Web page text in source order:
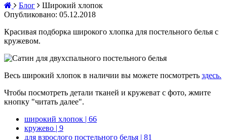
Блог
Широкий хлопок
Опубликовано: 05.12.2018
Красивая подборка широкого хлопка для постельного белья с
кружевом.
Весь широкий хлопок в наличии вы можете посмотреть здесь.
Чтобы посмотреть детали тканей и кружеват с фото, жмите
кнопку "читать далее".
широкий хлопок | 66
кружево | 9
для взрослого постельного белья | 81